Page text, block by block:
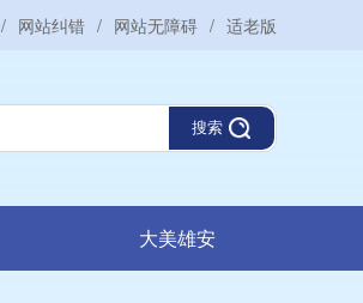
/ 网站纠错 / 网站无障碍 / 适老版
搜索
大美雄安